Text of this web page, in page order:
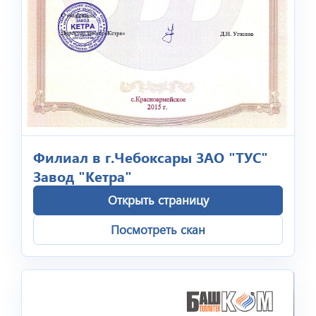
Филиал в г.Чебоксары ЗАО "ТУС"
Завод "Кетра"
Открыть страницу
Посмотреть скан